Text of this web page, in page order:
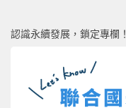
認識永續發展，鎖定專欄！